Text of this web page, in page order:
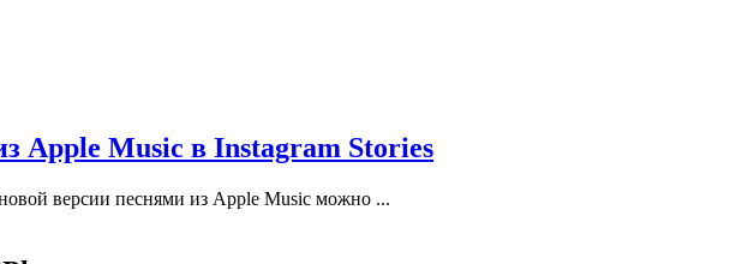
Apple Music в Instagram Stories
версии песнями из Apple Music можно ...